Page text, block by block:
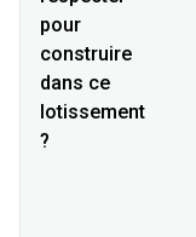
pour
construire
dans ce
lotissement
?